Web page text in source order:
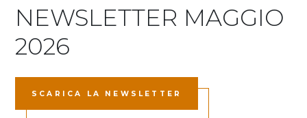
NEWSLETTER MAGGIO
2026
SCARICA LA NEWSLETTER